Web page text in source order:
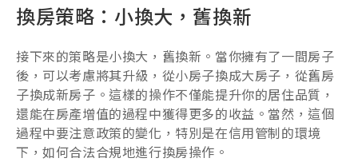
換房策略：小換大，舊換新
接下來的策略是小換大，舊換新。當你擁有了一間房子
後，可以考慮將其升級，從小房子換成大房子，從舊房
子換成新房子。這樣的操作不僅能提升你的居住品質，
還能在房產增值的過程中獲得更多的收益。當然，這個
過程中要注意政策的變化，特別是在信用管制的環境
下，如何合法合規地進行換房操作。